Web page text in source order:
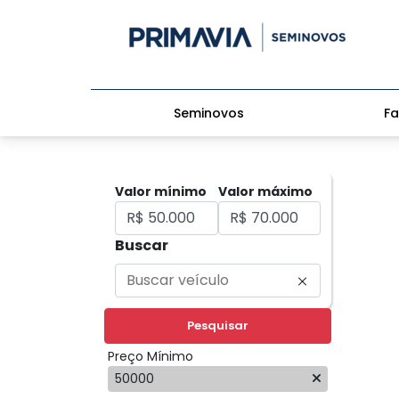
Seminovos
Valor mínimo Valor máximo
Buscar
Pesquisar
Preço Mínimo
50000